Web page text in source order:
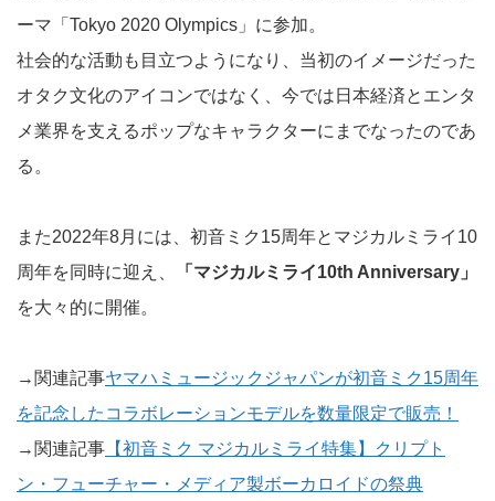
ーマ「Tokyo 2020 Olympics」に参加。
社会的な活動も目立つようになり、当初のイメージだった
オタク文化のアイコンではなく、今では日本経済とエンタ
メ業界を支えるポップなキャラクターにまでなったのであ
る。
また2022年8月には、初音ミク15周年とマジカルミライ10
周年を同時に迎え、
「マジカルミライ10th Anniversary」
を大々的に開催。
→関連記事ヤマハミュージックジャパンが初音ミク15周年
を記念したコラボレーションモデルを数量限定で販売！
→関連記事 【初音ミク マジカルミライ特集】クリプト
ン・フューチャー・メディア製ボーカロイドの祭典